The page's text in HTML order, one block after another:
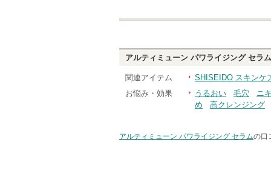
アルティミューン パワライジング セラム
関連アイテム
SHISEIDO スキンケ
お悩み・効果
うるおい 毛穴
ニ
め
高クレンジング
アルティミューン パワライジング セラムの口